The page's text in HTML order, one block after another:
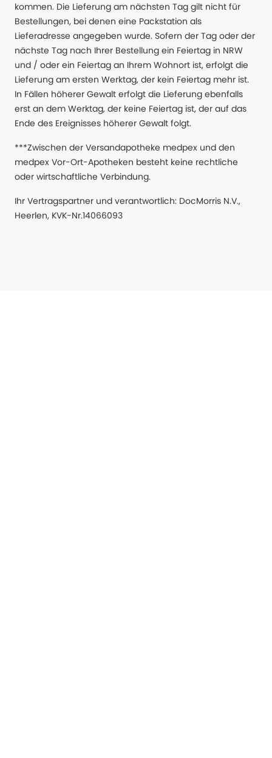
kommen. Die Lieferung am nächsten Tag gilt nicht für
Bestellungen, bei denen eine Packstation als
Lieferadresse angegeben wurde. Sofern der Tag oder der
nächste Tag nach Ihrer Bestellung ein Feiertag in NRW
und / oder ein Feiertag an Ihrem Wohnort ist, erfolgt die
Lieferung am ersten Werktag, der kein Feiertag mehr ist.
In Fällen höherer Gewalt erfolgt die Lieferung ebenfalls
erst an dem Werktag, der keine Feiertag ist, der auf das
Ende des Ereignisses höherer Gewalt folgt.
***Zwischen der Versandapotheke medpex und den
medpex Vor-Ort-Apotheken besteht keine rechtliche
oder wirtschaftliche Verbindung.
Ihr Vertragspartner und verantwortlich: DocMorris N.V.,
Heerlen, KVK-Nr.14066093